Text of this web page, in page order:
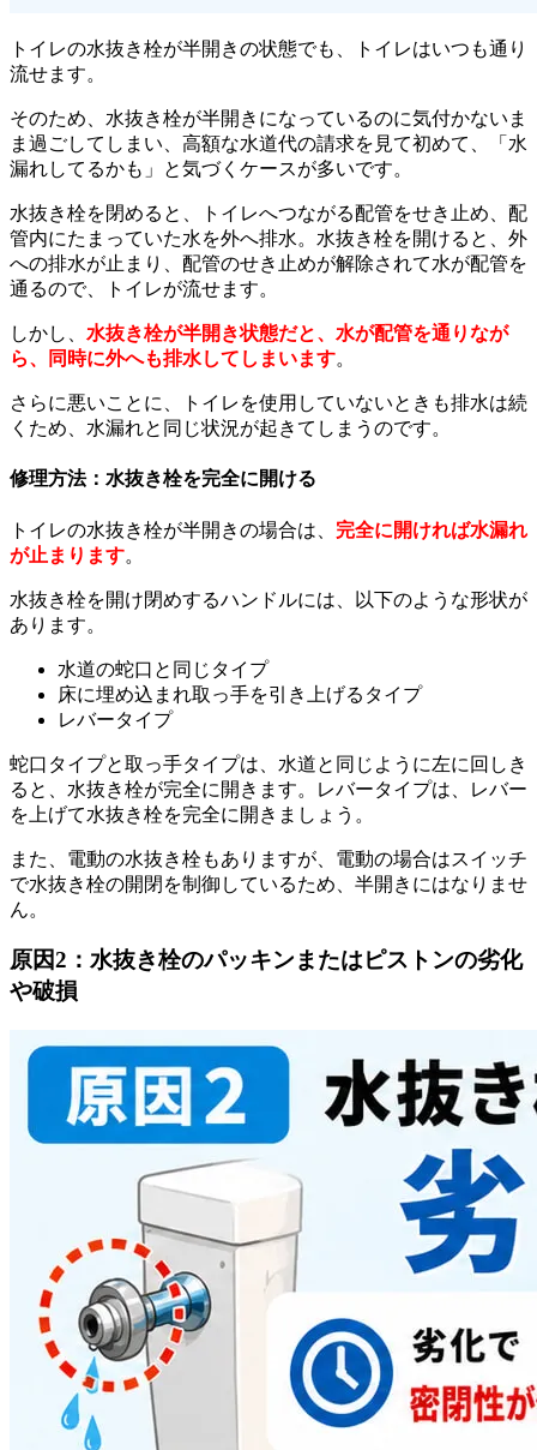
トイレの水抜き栓が半開きの状態でも、トイレはいつも通り
流せます。
そのため、水抜き栓が半開きになっているのに気付かないま
ま過ごしてしまい、高額な水道代の請求を見て初めて、「水
漏れしてるかも」と気づくケースが多いです。
水抜き栓を閉めると、トイレへつながる配管をせき止め、配
管内にたまっていた水を外へ排水。水抜き栓を開けると、外
への排水が止まり、配管のせき止めが解除されて水が配管を
通るので、トイレが流せます。
しかし、 水抜き栓が半開き状態だと、水が配管を通りなが
ら、同時に外へも排水してしまいます。
さらに悪いことに、トイレを使用していないときも排水は続
くため、水漏れと同じ状況が起きてしまうのです。
修理方法：水抜き栓を完全に開ける
トイレの水抜き栓が半開きの場合は、 完全に開ければ水漏れ
が止まります。
水抜き栓を開け閉めするハンドルには、以下のような形状が
あります。
水道の蛇口と同じタイプ
床に埋め込まれ取っ手を引き上げるタイプ
レバータイプ
蛇口タイプと取っ手タイプは、水道と同じように左に回しき
ると、水抜き栓が完全に開きます。レバータイプは、レバー
を上げて水抜き栓を完全に開きましょう。
また、電動の水抜き栓もありますが、電動の場合はスイッチ
で水抜き栓の開閉を制御しているため、半開きにはなりませ
ん。
原因2：水抜き栓のパッキンまたはピストンの劣化
や破損